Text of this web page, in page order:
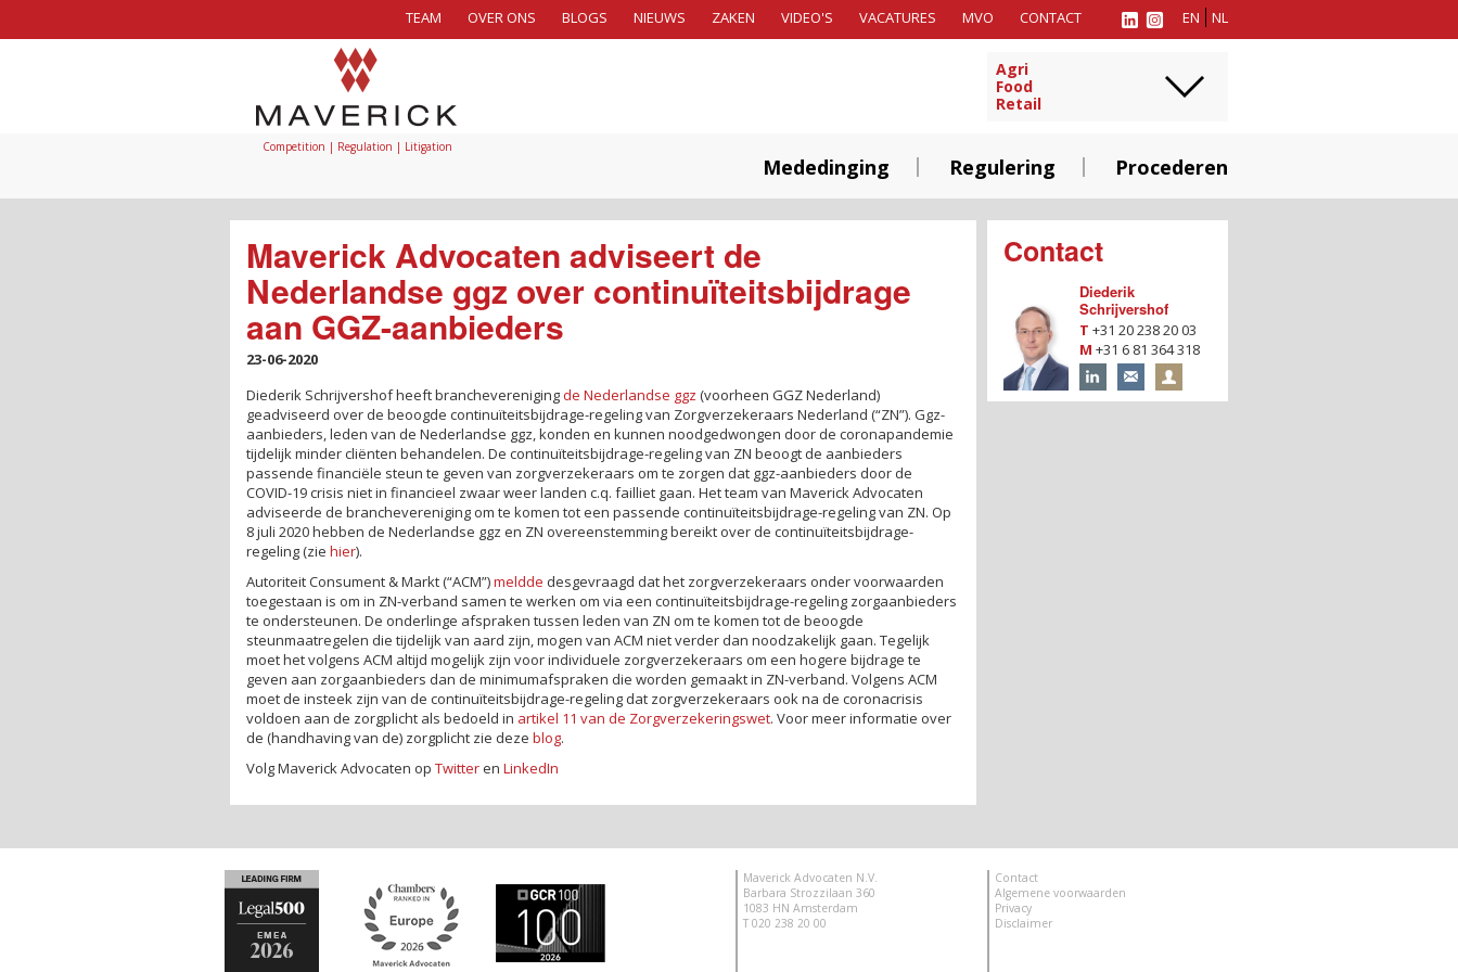
EN NL
TEAM OVER ONS BLOGS NIEUWS ZAKEN VIDEO'S VACATURES MVO CONTACT
Competition | Regulation | Litigation
Agri
Food
Retail
Mededinging Regulering Procederen
Maverick Advocaten adviseert de
Nederlandse ggz over continuïteitsbijdrage
aan GGZ-aanbieders
23-06-2020
Diederik Schrijvershof heeft brancheverenigingde Nederlandse ggz (voorheen GGZ Nederland)
geadviseerd over de beoogde continuïteitsbijdrage-regeling van Zorgverzekeraars Nederland (“ZN”). Ggz-
aanbieders, leden van de Nederlandse ggz, konden en kunnen noodgedwongen door de coronapandemie
tijdelijk minder cliënten behandelen. De continuïteitsbijdrage-regeling van ZN beoogt de aanbieders
passende financiële steun te geven van zorgverzekeraars om te zorgen dat ggz-aanbieders door de
COVID-19 crisis niet in financieel zwaar weer landen c.q. failliet gaan. Het team van Maverick Advocaten
adviseerde de branchevereniging om te komen tot een passende continuïteitsbijdrage-regeling van ZN. Op
8 juli 2020 hebben de Nederlandse ggz en ZN overeenstemming bereikt over de continuïteitsbijdrage-
regeling (zie hier).
Autoriteit Consument & Markt (“ACM”)meldde desgevraagd dat het zorgverzekeraars onder voorwaarden
toegestaan is om in ZN-verband samen te werken om via een continuïteitsbijdrage-regeling zorgaanbieders
te ondersteunen. De onderlinge afspraken tussen leden van ZN om te komen tot de beoogde
steunmaatregelen die tijdelijk van aard zijn, mogen van ACM niet verder dan noodzakelijk gaan. Tegelijk
moet het volgens ACM altijd mogelijk zijn voor individuele zorgverzekeraars om een hogere bijdrage te
geven aan zorgaanbieders dan de minimumafspraken die worden gemaakt in ZN-verband. Volgens ACM
moet de insteek zijn van de continuïteitsbijdrage-regeling dat zorgverzekeraars ook na de coronacrisis
voldoen aan de zorgplicht als bedoeld in artikel 11 van de Zorgverzekeringswet. Voor meer informatie over
de (handhaving van de) zorgplicht zie deze blog.
Volg Maverick Advocaten op Twitteren LinkedIn
Contact
Diederik
Schrijvershof
T +31 20 238 20 03
M +31 6 81 364 318
Contact
Algemene voorwaarden
Privacy
Disclaimer
Maverick Advocaten N.V.
Barbara Strozzilaan 360
1083 HN Amsterdam
T 020 238 20 00